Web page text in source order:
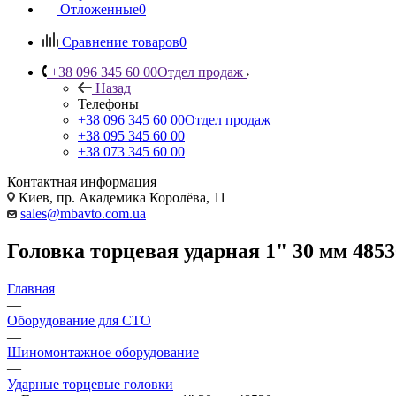
Отложенные0
Сравнение товаров0
+38 096 345 60 00Отдел продаж
Назад
Телефоны
+38 096 345 60 00Отдел продаж
+38 095 345 60 00
+38 073 345 60 00
Контактная информация
Киев, пр. Академика Королёва, 11
sales@mbavto.com.ua
Головка торцевая ударная 1" 30 мм
Главная
—
Оборудование для СТО
—
Шиномонтажное оборудование
—
Ударные торцевые головки